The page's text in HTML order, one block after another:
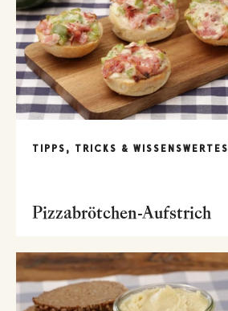
TIPPS, TRICKS & WISSENSWERTES
Pizzabrötchen-Aufstrich